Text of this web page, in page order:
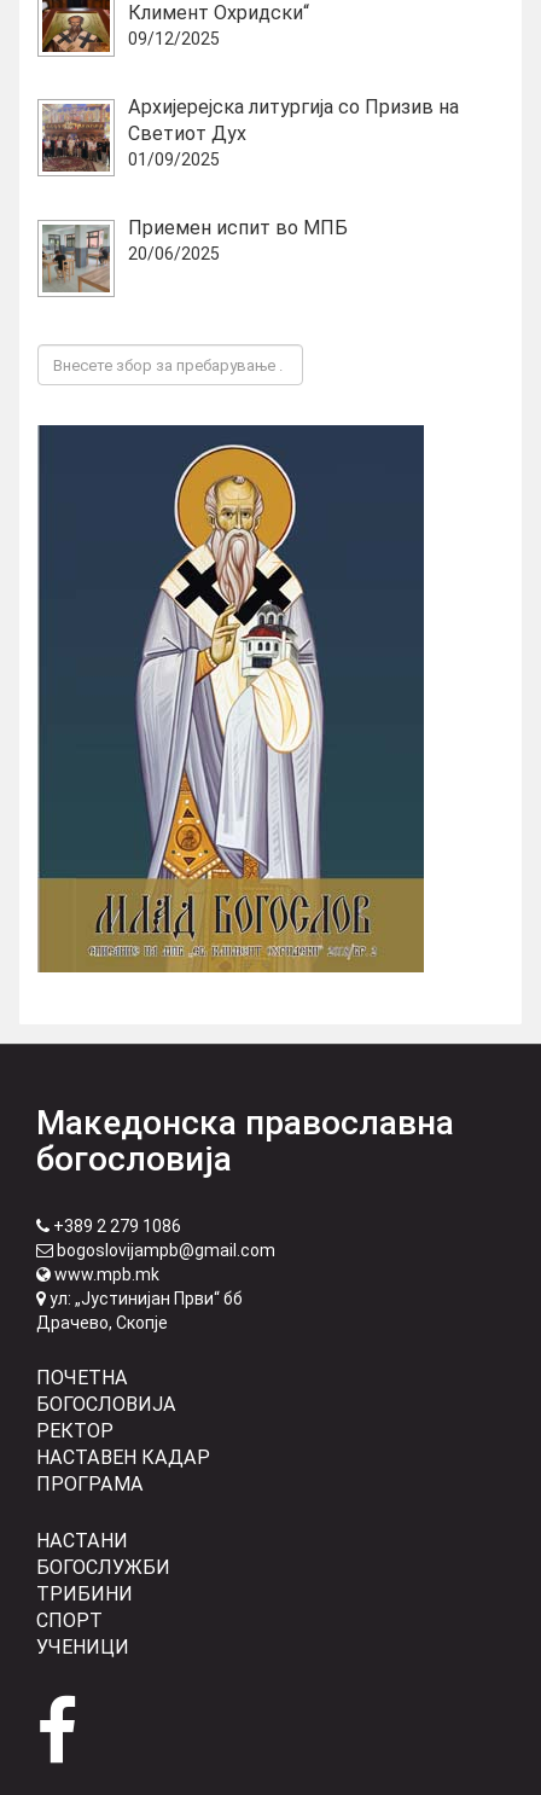
Климент Охридски“
09/12/2025
Архијерејска литургија со Призив на
Светиот Дух
01/09/2025
Приемен испит во МПБ
20/06/2025
Македонска православна
богословија
+389 2 279 1086
bogoslovijampb@gmail.com
www.mpb.mk
ул: „Јустинијан Први“ бб
Драчево, Скопје
ПОЧЕТНА
БОГОСЛОВИЈА
РЕКТОР
НАСТАВЕН КАДАР
ПРОГРАМА
НАСТАНИ
БОГОСЛУЖБИ
ТРИБИНИ
СПОРТ
УЧЕНИЦИ